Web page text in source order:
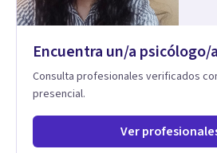
Encuentra un/a psicólogo/a
Consulta profesionales verificados
presencial.
Ver